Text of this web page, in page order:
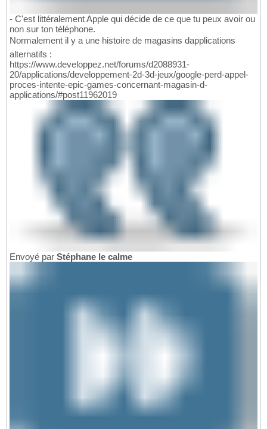
- C'est littéralement Apple qui décide de ce que tu peux avoir ou
non sur ton téléphone.
Normalement il y a une histoire de magasins dapplications
alternatifs :
https://www.developpez.net/forums/d2088931-
20/applications/developpement-2d-3d-jeux/google-perd-appel-
proces-intente-epic-games-concernant-magasin-d-
applications/#post11962019
Envoyé par Stéphane le calme